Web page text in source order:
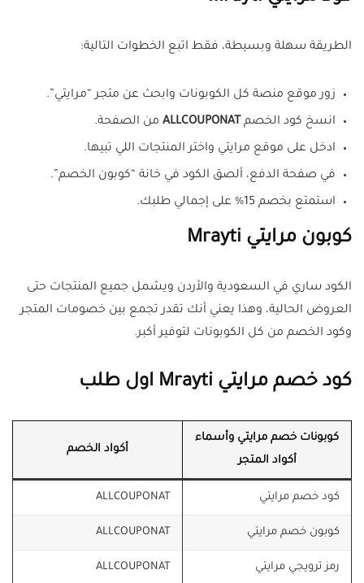
الطريقة سهلة وبسيطة، فقط اتبع الخطوات التالية:
زور موقع منصة كل الكوبونات وابحث عن متجر “مرايتي”.
انسخ كود الخصم ALLCOUPONAT من الصفحة.
ادخل على موقع مرايتي واختر المنتجات اللي تبيها.
في صفحة الدفع، ألصق الكود في خانة “كوبون الخصم”.
استمتع بخصم 15% على إجمالي طلبك.
كوبون مرايتي Mrayti
الكود ساري في السعودية والأردن ويشمل جميع المنتجات حتى
العروض الحالية، وهذا يعني أنك تقدر تجمع بين خصومات المتجر
وكود الخصم من كل الكوبونات لتوفير أكبر.
كود خصم مرايتي Mrayti اول طلب
كوبونات خصم مرايتي وأسماء
أكواد المتجر
أكواد الخصم
كود خصم مرايتي ALLCOUPONAT
كوبون خصم مرايتي ALLCOUPONAT
رمز ترويجي مرايتي ALLCOUPONAT